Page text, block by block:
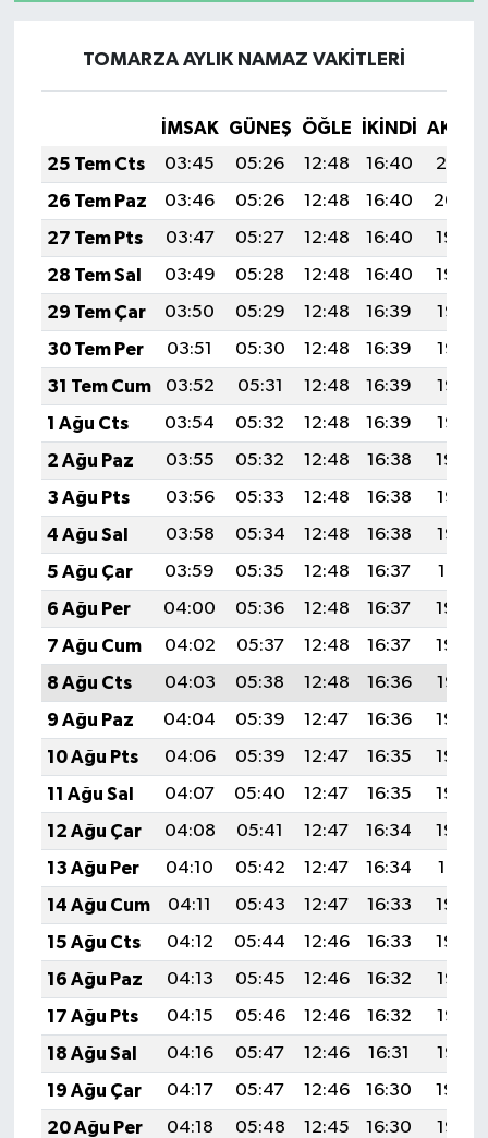
TOMARZA AYLIK NAMAZ VAKITLERI
İMSAK GÜNEŞ ÖĞLE İKINDI
25 Tem Cts
03:45 05:26 12:48 16:40
20:01
26 Tem Paz
03:46 05:26 12:48 16:40
20:00
27 Tem Pts
03:47 05:27 12:48 16:40
19:59
28 Tem Sal
03:49 05:28 12:48 16:40
19:59
29 Tem Çar
03:50 05:29 12:48 16:39
19:58
30 Tem Per
03:51 05:30 12:48 16:39
19:57
31 Tem Cum
03:52 05:31 12:48 16:39
19:56
1 Ağu Cts
03:54 05:32 12:48 16:39
19:55
2 Ağu Paz
03:55 05:32 12:48 16:38
19:54
3 Ağu Pts
03:56 05:33 12:48 16:38
19:53
4 Ağu Sal
03:58 05:34 12:48 16:38
19:52
5 Ağu Çar
03:59 05:35 12:48 16:37
19:51
6 Ağu Per
04:00 05:36 12:48 16:37
19:50
7 Ağu Cum
04:02 05:37 12:48 16:37
19:49
8 Ağu Cts
04:03 05:38 12:48 16:36
19:47
9 Ağu Paz
04:04 05:39 12:47 16:36
19:46
10 Ağu Pts
04:06 05:39 12:47 16:35
19:45
11 Ağu Sal
04:07 05:40 12:47 16:35
19:44
12 Ağu Çar
04:08 05:41 12:47 16:34
19:43
13 Ağu Per
04:10 05:42 12:47 16:34
19:41
14 Ağu Cum
04:11 05:43 12:47 16:33
19:40
15 Ağu Cts
04:12 05:44 12:46 16:33
19:39
16 Ağu Paz
04:13 05:45 12:46 16:32
19:38
17 Ağu Pts
04:15 05:46 12:46 16:32
19:36
18 Ağu Sal
04:16 05:47 12:46 16:31
19:35
19 Ağu Çar
04:17 05:47 12:46 16:30
19:34
20 Ağu Per
04:18 05:48 12:45 16:30
19:32